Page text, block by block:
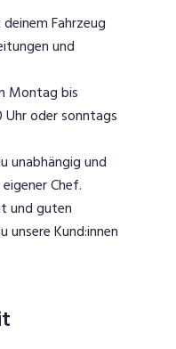
Fahrzeug
und
Montag bis
oder sonntags
unabhängig und
Chef.
und guten
Kund:innen